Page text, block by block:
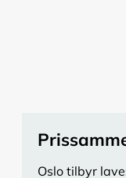
Oslo tilbyr